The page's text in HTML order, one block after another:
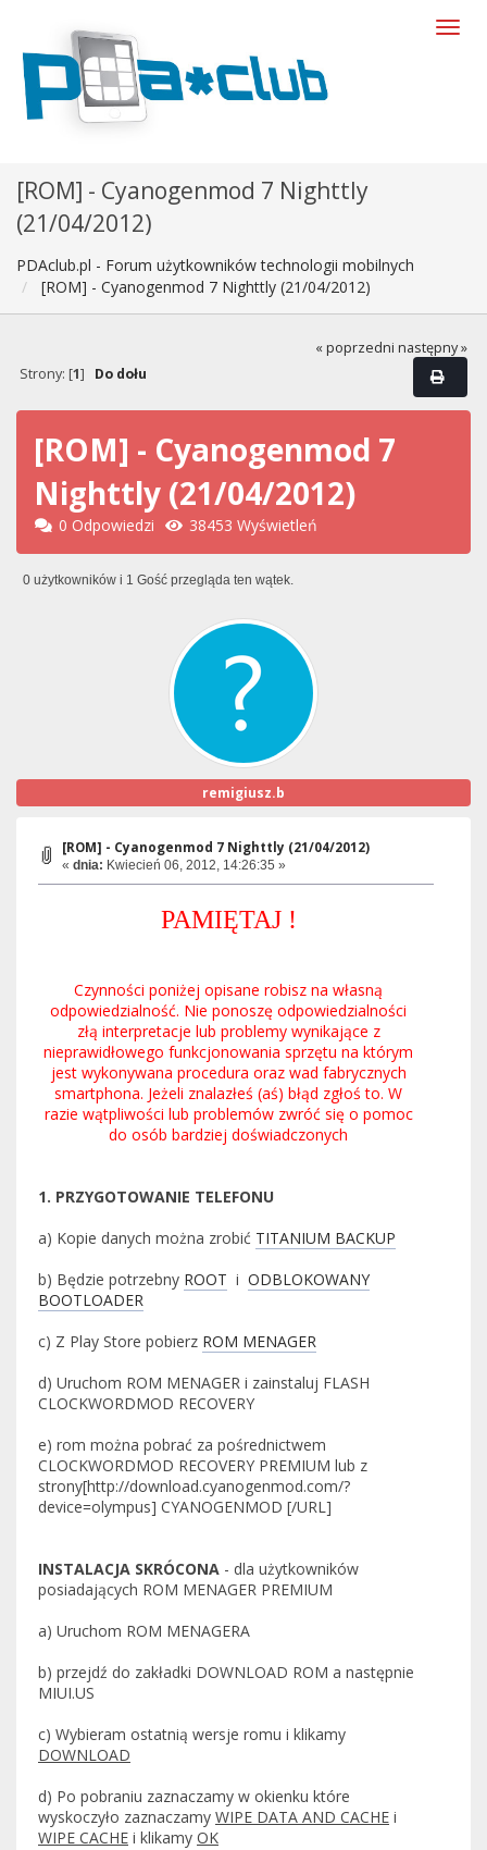
[ROM] - Cyanogenmod 7 Nighttly
(21/04/2012)
PDAclub.pl - Forum użytkowników technologii mobilnych
[ROM] - Cyanogenmod 7 Nighttly (21/04/2012)
« poprzedni następny »
Strony: [1] Do dołu
[ROM] - Cyanogenmod 7
Nighttly (21/04/2012)
0 Odpowiedzi 38453 Wyświetleń
0 użytkowników i 1 Gość przegląda ten wątek.
remigiusz.b
[ROM] - Cyanogenmod 7 Nighttly (21/04/2012)
« dnia: Kwiecień 06, 2012, 14:26:35 »
PAMIĘTAJ !
Czynności poniżej opisane robisz na własną
odpowiedzialność. Nie ponoszę odpowiedzialności
złą interpretacje lub problemy wynikające z
nieprawidłowego funkcjonowania sprzętu na którym
jest wykonywana procedura oraz wad fabrycznych
smartphona. Jeżeli znalazłeś (aś) błąd zgłoś to. W
razie wątpliwości lub problemów zwróć się o pomoc
do osób bardziej doświadczonych
1. PRZYGOTOWANIE TELEFONU
a) Kopie danych można zrobić TITANIUM BACKUP
b) Będzie potrzebny ROOT i ODBLOKOWANY
BOOTLOADER
c) Z Play Store pobierz ROM MENAGER
d) Uruchom ROM MENAGER i zainstaluj FLASH
CLOCKWORDMOD RECOVERY
e) rom można pobrać za pośrednictwem
CLOCKWORDMOD RECOVERY PREMIUM lub z
strony[http://download.cyanogenmod.com/?
device=olympus] CYANOGENMOD [/URL]
INSTALACJA SKRÓCONA - dla użytkowników
posiadających ROM MENAGER PREMIUM
a) Uruchom ROM MENAGERA
b) przejdź do zakładki DOWNLOAD ROM a następnie
MIUI.US
c) Wybieram ostatnią wersje romu i klikamy
DOWNLOAD
d) Po pobraniu zaznaczamy w okienku które
wyskoczyło zaznaczamy WIPE DATA AND CACHE i
WIPE CACHE i klikamy OK